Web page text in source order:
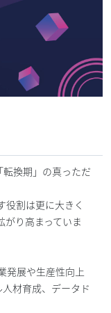
換期」の真っただ
役割は更に大きく
がり高まっていま
発展や生産性向上
材育成、データド